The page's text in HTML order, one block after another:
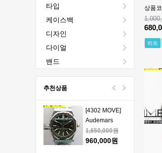
타입
케이스백
디자인
다이얼
밴드
추천상품
그래프 50주년
26240 50th SS
얄오크 크르노
모델 베스트에
디션
Oak Chrono
V2 DDF 1:1
Best Edition -
오데마피게 로
얄오크 크르노
1,330,000원
[4302 MOVE]
Audemars
Piguet Royal
Oak 15510
1,650,000원
960,000원
상품
히트